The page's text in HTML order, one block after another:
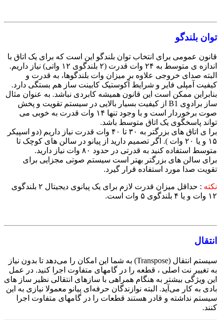
توان بلندگو
قانون عمومی برای انتخاب توان بلندگو این است که برای یک اتاق با
اندازه ی متوسط به ۲۴ وات قدرت (‌۲ بلندگوی ۱۲ واتی)‌ نیاز داریم.
البته صدای خروجی علاوه بر میزان وات بلندگوها، به قدرت و
کیفیت آمپلی فایر و شرایط آکوستیک کابینت ساز هم بستگی دارد.
بنابراین ممکن است این قانون همیشه کابردی نباشد. به عنوان مثال
ساز برادوِی B1 از کیفیت بسیار بالایی در سیستم تقویت و پخش
صوت برخوردار است و با وجود تنها ۱۴ وات قدرت به خوبی می
تواند پاسخگوی یک اتاق متوسط باشد.
برا ی اتاق های بزرگتر به ۳۰ تا ۴۰ وات قدرت نیاز داریم (دو اسپیکر
۱۵ و یا ۲۰ وات )‌. اگر تصمیم دارید از پیانو در سالن های کوچک تا
متوسط استفاده کنید به قدرتی در حدود ۸۰ وات نیاز دارید.
برای سالن های بزرگتر بهتر است سیستم صوتی مجزایی برای
تقویت صدا مورد استفاده قرار گیرد.
نکته
:‌ حداقل میزان قدرت لازم برای یک پیانوی دیجیتال ۲ بلندگوی
۱۲ وات و یا ۴ بلندگوی ۵ وات است.
انتقال
سیستم انتقال (Transpose) به شما این امکان را می‌دهد تا بدون نیاز
به تغییر نت اصلی ، قطعه را در گامهای متفاوت اجرا کنید. در عمل
این ویژگی بیشتر به هنگام همراهی با سازهای انتقالی نظیر ساز های
بادی به کار می‌آید. البته نوازندگان حرفه‌ای پیانو معمولا نیازی به این
سیستم نداشته و قادر هستند قطعات را در گامهای متفاوت اجرا
کنند.